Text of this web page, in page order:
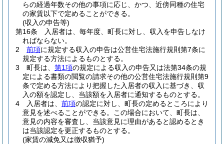
らの経過年数その他の事項に応じ、かつ、近傍同種の住宅
の家賃以下で定めることができる。
(収入の申告等)
第16条
入居者は、毎年度、町長に対し、収入を申告しなけ
ればならない。
2
前項に規定する収入の申告は公営住宅法施行規則第7条に
規定する方法によるものとする。
3
町長は、 第1項の規定による収入の申告又は法第34条の規
定による書類の閲覧の請求その他の公営住宅法施行規則第9
条で定める方法により把握した入居者の収入に基づき、収
入の額を認定し、当該額を入居者に通知するものとする。
4
入居者は、 前項の認定に対し、町長の定めるところにより
意見を述べることができる。
この場合において、町長は、
意見の内容を審査し、当該意見に理由があると認めるとき
は当該認定を更正するものとする。
(家賃の減免又は徴収猶予)